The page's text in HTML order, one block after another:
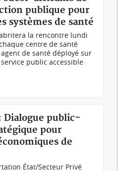
publique pour
systèmes de santé
la rencontre lundi
centre de santé
de santé déployé sur
public accessible
Dialogue public-
pour
de
État/Secteur Privé